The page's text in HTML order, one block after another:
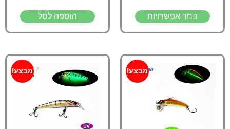
בחר אפשרויות הוספה לסל
מבצע! מבצע!